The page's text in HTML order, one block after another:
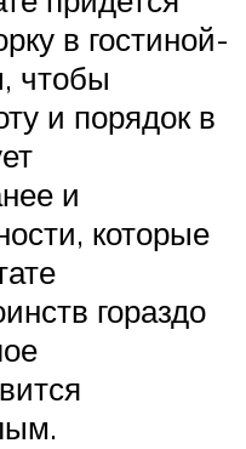
в гостиной-
чтобы
и порядок в
и
которые
гораздо